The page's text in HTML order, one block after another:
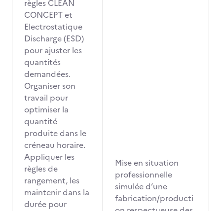
règles CLEAN
CONCEPT et
Electrostatique
Discharge (ESD)
pour ajuster les
quantités
demandées.
Organiser son
travail pour
optimiser la
quantité
produite dans le
créneau horaire.
Appliquer les
règles de
rangement, les
maintenir dans la
durée pour
Mise en situation
professionnelle
simulée d’une
fabrication/producti